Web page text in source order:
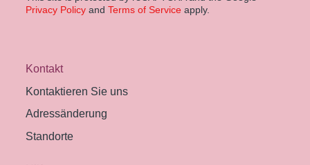
Privacy Policyand Terms of Service apply.
Kontakt
Kontaktieren Sie uns
Adressänderung
Standorte